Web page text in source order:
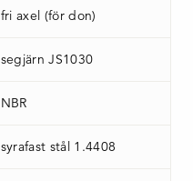
fri axel (för don)
segjärn JS1030
NBR
syrafast stål 1.4408